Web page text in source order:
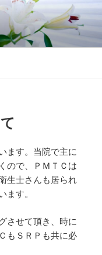
ます。当院で主に
ので、ＰＭＴＣは
生士さんも居られ
ます。
させて頂き、時に
もＳＲＰも共に必